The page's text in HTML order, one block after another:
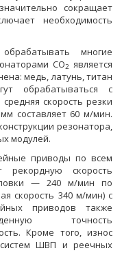
сокращает
необходимость
многие
CO2 является
медь, латунь, титан
обрабатываться с
скорость резки
составляет 60 м/мин.
резонатора,
модулей.
приводы по всем
скорость
— 240 м/мин по
скорость 340 м/мин) с
приводов также
точность
Кроме того, износ
ШВП и реечных